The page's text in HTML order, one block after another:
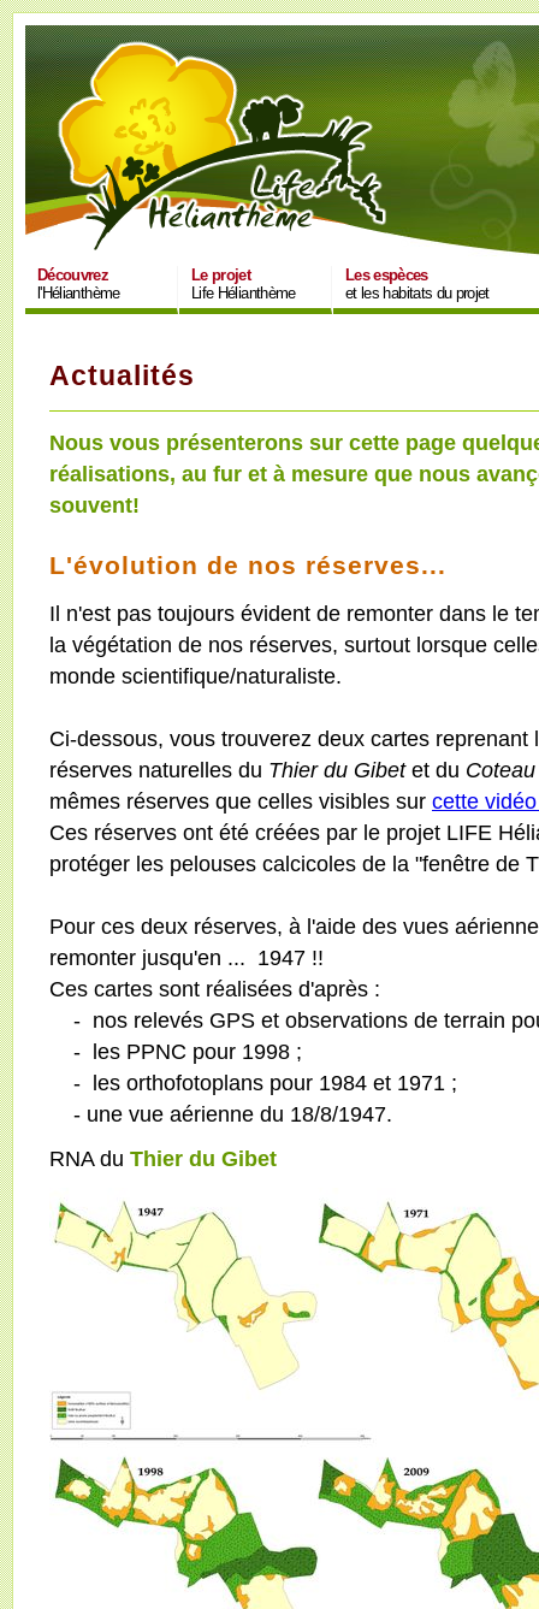
Découvrez
l'Hélianthème
Le projet
Life Hélianthème
Les espèces
et les habitats du projet
Actualités
Nous vous présenterons sur cette page
réalisations, au fur et à mesure que nous
souvent!
L'évolution de nos réserves...
Il n'est pas toujours évident de remonter dans le
la végétation de nos réserves, surtout lorsque
monde scientifique/naturaliste.
Ci-dessous, vous trouverez deux cartes
réserves naturelles du Thier du Gibetet du
mêmes réserves que celles visibles sur cette
Ces réserves ont été créées par le projet LIFE
protéger les pelouses calcicoles de la "fenêtre de
Pour ces deux réserves, à l'aide des vues
remonter jusqu'en ... 1947 !!
Ces cartes sont réalisées d'après :
- nos relevés GPS et observations de terrain
- les PPNC pour 1998 ;
- les orthofotoplans pour 1984 et 1971 ;
- une vue aérienne du 18/8/1947.
RNA du Thier du Gibet